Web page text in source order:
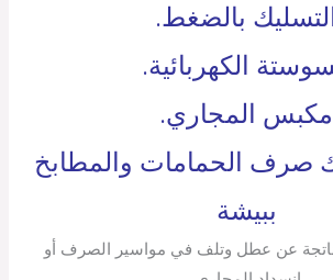
بالضغط.
الكهربائية.
مكبس المجاري.
صرف الحمامات والمطابخ
ببيشة
عن عطل وتلف في مواسير الصرف أو